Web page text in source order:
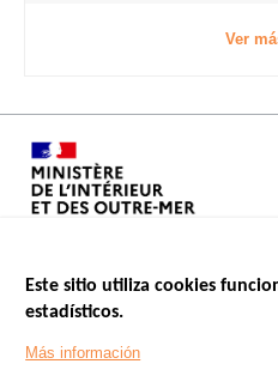
Ver
Footer
Este sitio utiliza cookies
estadísticos.
Más información